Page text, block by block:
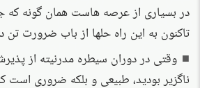
در بسیاری از عرصه هاست همان گونه که
تاکنون به این راه حلها از باب ضرورت تن
وقتی در دوران سیطره مدرنیته از
ناگزیر بودید، طبیعی و بلکه ضروری است